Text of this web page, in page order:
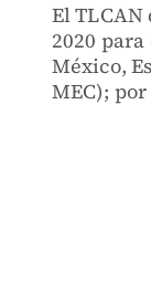
El
2020
México,
MEC);
“Mundial